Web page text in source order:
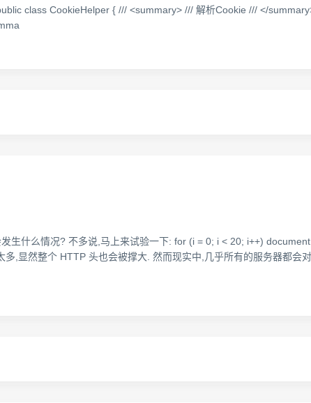
class CookieHelper { /// <summary> /// 解析Cookie /// </
生什么情况? 不多说,马上来试验一下: for (i = 0; i < 20; i++)
,显然整个 HTTP 头也会被撑大. 然而现实中,几乎所有的服务器都会